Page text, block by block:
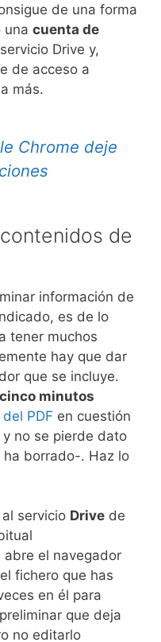
de una forma
una cuenta de
Drive y,
de acceso a
más.
Chrome deje
de
información de
es de lo
tener muchos
hay que dar
que se incluye.
minutos
PDF en cuestión
no se pierde dato
ha borrado-. Haz lo
servicio Drive de
abre el navegador
fichero que has
en él para
que deja
no editarlo